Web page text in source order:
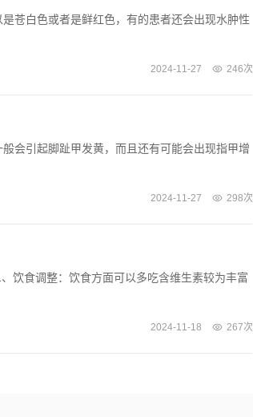
苍白色或者是鲜红色，有的患者还会出现水肿性
2024-11-27 246次
会引起脚趾甲发黄，而且还有可能会出现指甲增
2024-11-27 298次
饮食调整：饮食方面可以多吃含维生素较为丰富
2024-11-18 267次